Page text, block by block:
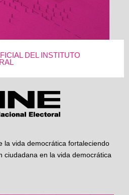
DEL INSTITUTO
la vida democrática fortaleciendo
ciudadana en la vida democrática